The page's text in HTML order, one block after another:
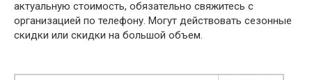
актуальную стоимость, обязательно свяжитесь с
организацией по телефону. Могут действовать сезонные
скидки или скидки на большой объем.